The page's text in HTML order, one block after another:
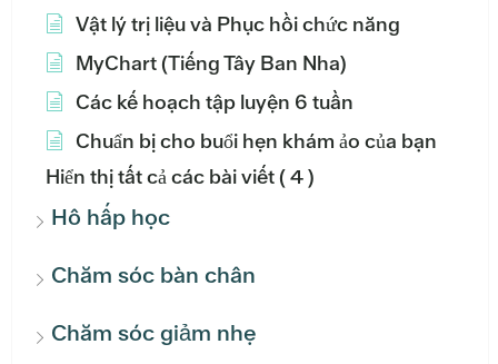
Vật lý trị liệu và Phục hồi chức năng
MyChart (Tiếng Tây Ban Nha)
Các kế hoạch tập luyện 6 tuần
Chuẩn bị cho buổi hẹn khám ảo của bạn
Hiển thị tất cả các bài viết( 4 )
Hô hấp học
Chăm sóc bàn chân
Chăm sóc giảm nhẹ